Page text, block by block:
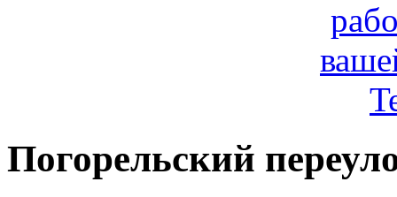
Погорельский